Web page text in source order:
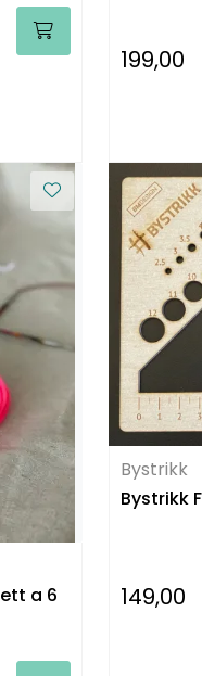
199,00
a 6
Bystrikk
Bystrikk
149,00